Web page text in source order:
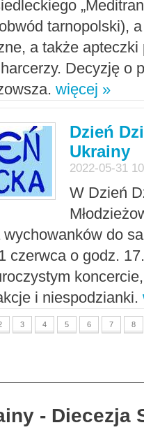
tarnopolski),
a także apteczki
Decyzję o
więcej »
Dzień
Ukrainy
2022-05-31
W Dzień
do
czerwca o godz.
i niespodzianki.
3 4 5 6 7 8
- Diecezja